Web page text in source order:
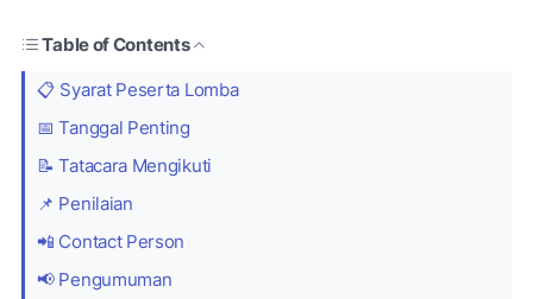
Table of Contents
📋 Syarat Peserta Lomba
📅 Tanggal Penting
📝 Tatacara Mengikuti
📌 Penilaian
📲 Contact Person
📢 Pengumuman